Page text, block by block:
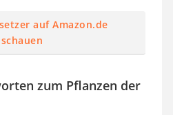
auf Amazon.de
zum Pflanzen der